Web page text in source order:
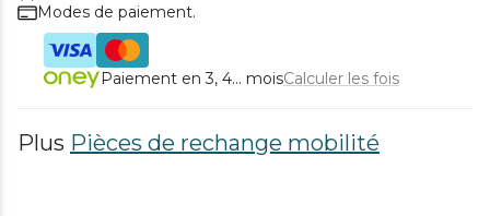
Modes de paiement.
Paiement en 3, 4... moisCalculer les fois
Plus Pièces de rechange mobilité